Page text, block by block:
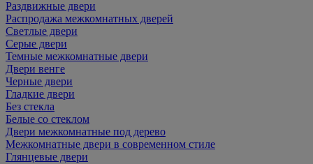
Раздвижные двери
Распродажа межкомнатных дверей
Светлые двери
Серые двери
Темные межкомнатные двери
Двери венге
Черные двери
Гладкие двери
Без стекла
Белые со стеклом
Двери межкомнатные под дерево
Межкомнатные двери в современном стиле
Глянцевые двери